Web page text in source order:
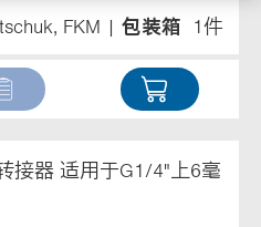
FKM
包装箱 1件
接器 适用于G1/4"上6毫